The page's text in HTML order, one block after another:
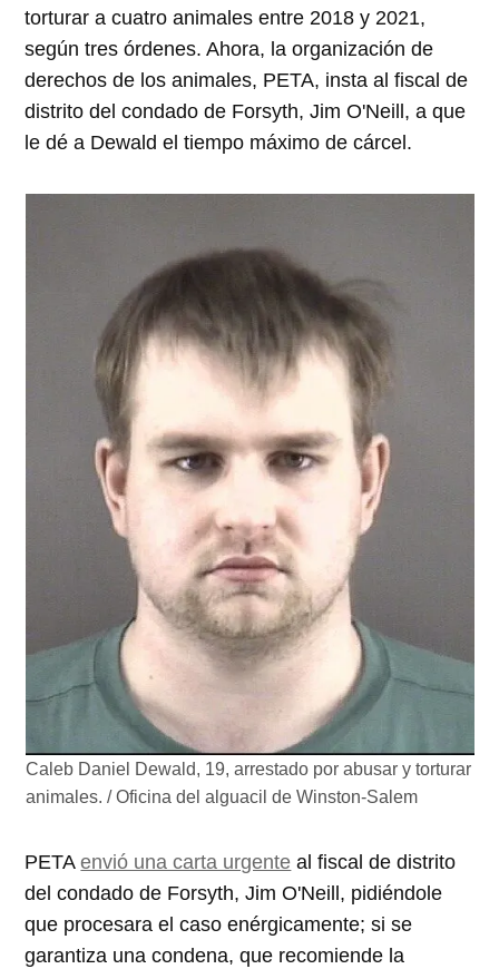
torturar a cuatro animales entre 2018 y 2021,
según tres órdenes. Ahora, la organización de
derechos de los animales, PETA, insta al fiscal de
distrito del condado de Forsyth, Jim O'Neill, a que
le dé a Dewald el tiempo máximo de cárcel.
Caleb Daniel Dewald, 19, arrestado por abusar y torturar
animales. / Oficina del alguacil de Winston-Salem
PETAenvió una carta urgente al fiscal de distrito
del condado de Forsyth, Jim O'Neill, pidiéndole
que procesara el caso enérgicamente; si se
garantiza una condena, que recomiende la